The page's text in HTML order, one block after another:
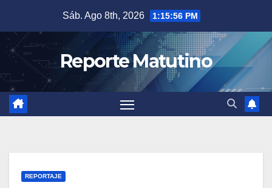
contenido
Sáb. Ago 8th, 2026 1:15:57 PM
Reporte Matutino
REPORTAJE